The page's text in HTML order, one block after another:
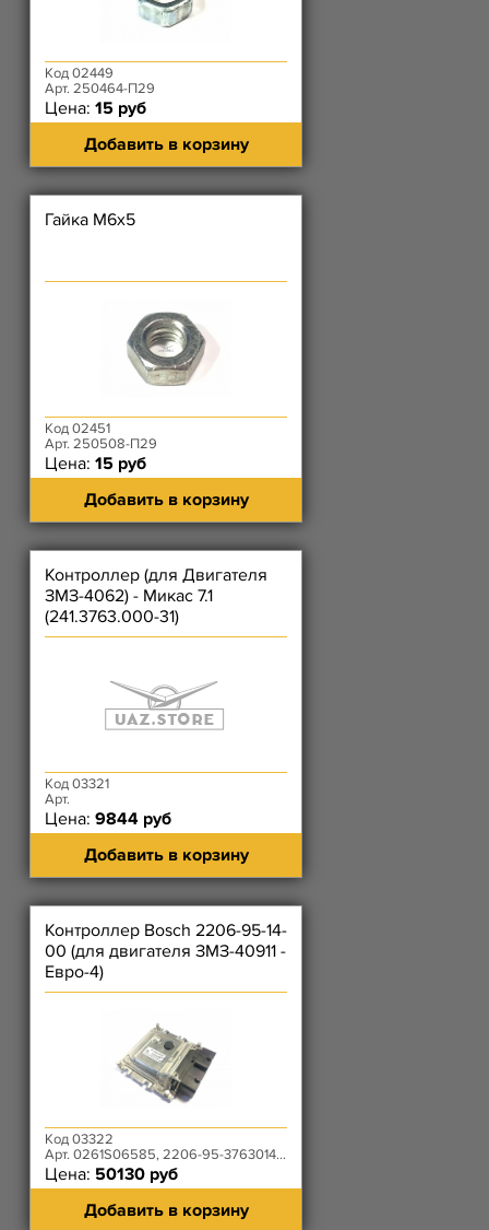
Код 02449
Арт. 250464-П29
Цена: 15 руб
Добавить в корзину
Гайка М6х5
Код 02451
Арт. 250508-П29
Цена: 15 руб
Добавить в корзину
Контроллер (для Двигателя
ЗМЗ-4062) - Микас 7.1
(241.3763.000-31)
Код 03321
Арт.
Цена: 9844 руб
Добавить в корзину
Контроллер Bosch 2206-95-14-
00 (для двигателя ЗМЗ-40911 -
Евро-4)
Код 03322
Арт. 0261S06585, 2206-95-3763014-00
Цена: 50130 руб
Добавить в корзину